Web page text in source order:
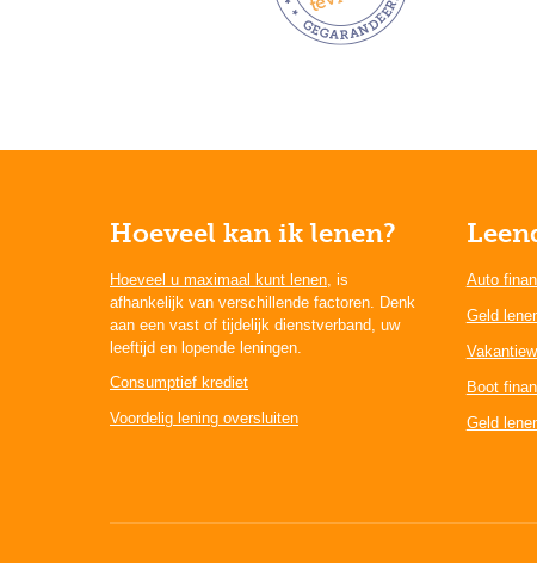
Hoeveel kan ik lenen?
Hoeveel u maximaal kunt lenen, is
afhankelijk van verschillende factoren. Denk
aan een vast of tijdelijk dienstverband, uw
leeftijd en lopende leningen.
Consumptief krediet
Voordelig lening oversluiten
Auto
Geld
Boot
Geld